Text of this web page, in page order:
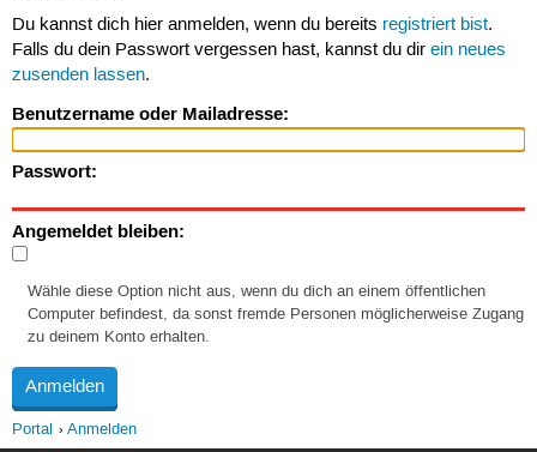
Du kannst dich hier anmelden, wenn du bereits registriert bist.
Falls du dein Passwort vergessen hast, kannst du dir ein neues
zusenden lassen.
Benutzername oder Mailadresse:
Passwort:
Angemeldet bleiben:
Wähle diese Option nicht aus, wenn du dich an einem öffentlichen
Computer befindest, da sonst fremde Personen möglicherweise Zugang
zu deinem Konto erhalten.
Portal Anmelden